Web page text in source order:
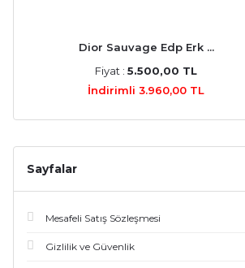
Bottega Veneta (3)
Davidoff (3)
Elie Saab (3)
Marc Jacobs (3)
Memo (3)
Dior Sauvage Edp Erk ...
Fiyat : 5.500,00 TL
İndirimli 3.960,00 TL
Sayfalar
Mesafeli Satış Sözleşmesi
Gizlilik ve Güvenlik